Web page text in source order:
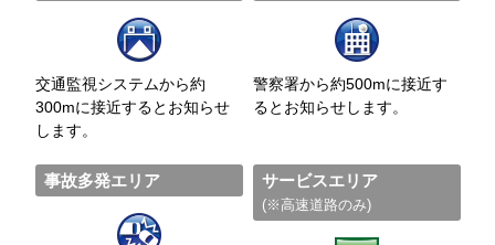
交通監視システムから約
300mに接近するとお知らせ
します。
警察署から約500mに接近す
るとお知らせします。
事故多発エリア サービスエリア
(※高速道路のみ)